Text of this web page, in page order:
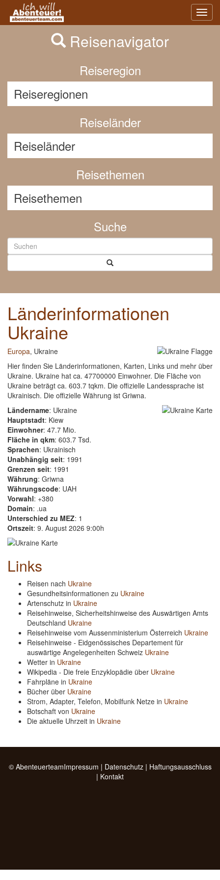
Previous
Reisenavigator
Reiseregion
Reiseländer
Reisethemen
Suche
Länderinformationen
Ukraine
Europa, Ukraine
Hier finden Sie Länderinformationen, Karten, Links und mehr über
Ukraine. Ukraine hat ca. 47700000 Einwohner. Die Fläche von
Ukraine beträgt ca. 603.7 tqkm. Die offizielle Landessprache ist
Ukrainisch. Die offizielle Währung ist Griwna.
Ländername: Ukraine
Hauptstadt: Kiew
Einwohner: 47.7 Mio.
Fläche in qkm: 603.7 Tsd.
Sprachen: Ukrainisch
Unabhängig seit: 1991
Grenzen seit: 1991
Währung: Griwna
Währungscode: UAH
Vorwahl: +380
Domain: .ua
Unterschied zu MEZ: 1
Ortszeit: 9. August 2026 9:00h
Links
Reisen nach Ukraine
Gesundheitsinformationen zu Ukraine
Artenschutz in Ukraine
Reisehinweise, Sicherheitshinweise des Auswärtigen Amts
Deutschland Ukraine
Reisehinweise vom Aussenministerium Österreich Ukraine
Reisehinweise - Eidgenössisches Departement für
auswärtige Angelegenheiten Schweiz Ukraine
Wetter in Ukraine
Wikipedia - Die freie Enzyklopädie über Ukraine
Fahrpläne in Ukraine
Bücher über Ukraine
Strom, Adapter, Telefon, Mobilfunk Netze in Ukraine
Botschaft von Ukraine
Die aktuelle Uhrzeit in Ukraine
© AbenteuerteamImpressum | Datenschutz| Haftungsausschluss
| Kontakt